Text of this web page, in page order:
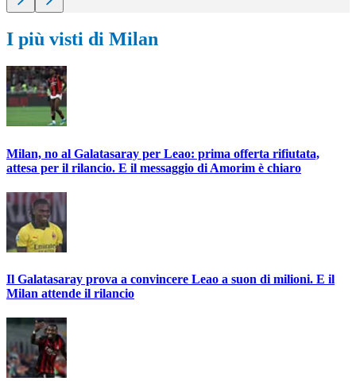
I più visti di Milan
Milan, no al Galatasaray per Leao: prima offerta rifiutata,
attesa per il rilancio. E il messaggio di Amorim è chiaro
Il Galatasaray prova a convincere Leao a suon di milioni. E il
Milan attende il rilancio